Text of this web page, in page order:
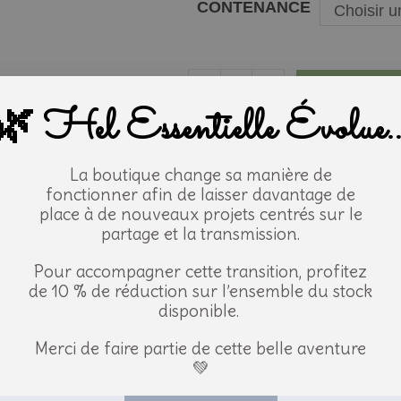
CONTENANCE Choisir
Étiquette
Floressence
Informations générales
Nom botanique:
Famille:
Hel Essentielle
La boutique change sa manière de
fonctionner afin de laisser davantage de
place à de nouveaux projets centrés sur le
partage et la transmission.
Pour accompagner cette transition, profitez
de 10 % de réduction sur l’ensemble du stock
disponible.
Merci de faire partie de cette belle aventure
💚